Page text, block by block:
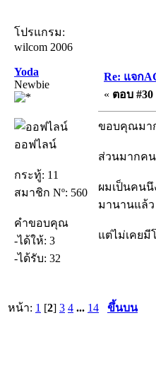
โปรแกรม:
wilcom 2006
Yoda
Newbie
ออฟไลน์
กระทู้: 11
สมาชิก Nº: 560
คำขอบคุณ
-ได้ให้: 3
-ได้รับ: 32
Re: แจก
« ตอบ #30
ขอบคุณมาก
ส่วนมากค
ผมเป็นคน
มานานแล้ว
แต่ไม่เคยมี
หน้า: 1 [2] 3 4 ... 14 ขึ้นบน